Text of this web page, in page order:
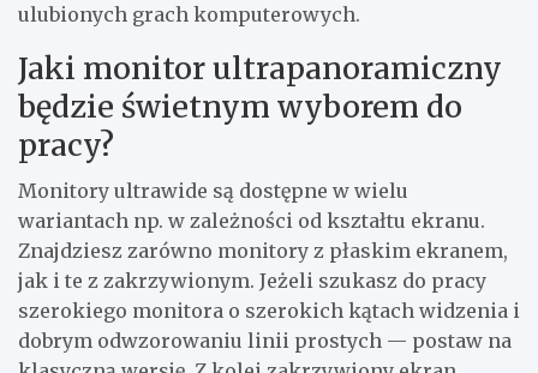
ulubionych grach komputerowych.
Jaki monitor ultrapanoramiczny
będzie świetnym wyborem do
pracy?
Monitory ultrawide są dostępne w wielu
wariantach np. w zależności od kształtu ekranu.
Znajdziesz zarówno monitory z płaskim ekranem,
jak i te z zakrzywionym. Jeżeli szukasz do pracy
szerokiego monitora o szerokich kątach widzenia i
dobrym odwzorowaniu linii prostych — postaw na